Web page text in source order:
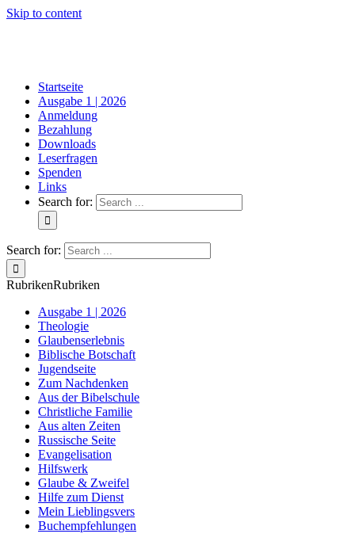
Skip to content
Startseite
Ausgabe 1 | 2026
Anmeldung
Bezahlung
Downloads
Leserfragen
Spenden
Links
Search for:
Search for:
RubrikenRubriken
Ausgabe 1 | 2026
Theologie
Glaubenserlebnis
Biblische Botschaft
Jugendseite
Zum Nachdenken
Aus der Bibelschule
Christliche Familie
Aus alten Zeiten
Russische Seite
Evangelisation
Hilfswerk
Glaube & Zweifel
Hilfe zum Dienst
Mein Lieblingsvers
Buchempfehlungen